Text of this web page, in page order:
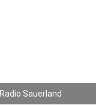
Radio Sauerland